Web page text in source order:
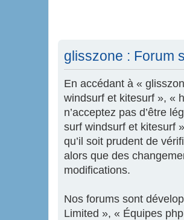
glisszone : Forum
En accédant à «
windsurf et kitesurf », «
n’acceptez pas d’être
surf windsurf et kitesurf
qu’il soit prudent de
alors que des
modifications.
Nos forums sont
Limited », « Équipes